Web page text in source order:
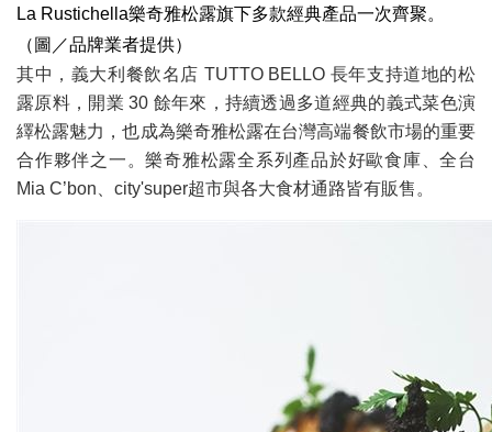
La Rustichella樂奇雅松露旗下多款經典產品一次齊聚。
（圖／品牌業者提供）
其中，義大利餐飲名店 TUTTO BELLO 長年支持道地的松
露原料，開業 30 餘年來，持續透過多道經典的義式菜色演
繹松露魅力，也成為樂奇雅松露在台灣高端餐飲市場的重要
合作夥伴之一。樂奇雅松露全系列產品於好歐食庫、全台
Mia C’bon、city'super超市與各大食材通路皆有販售。